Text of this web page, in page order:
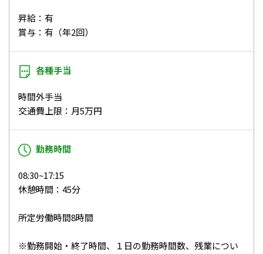
昇給：有
賞与：有（年2回）
各種手当
時間外手当
交通費上限：月5万円
勤務時間
08:30~17:15
休憩時間：45分
所定労働時間8時間
※勤務開始・終了時間、１日の勤務時間数、残業につい